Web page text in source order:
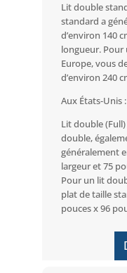
Lit double
standard a
d’environ 140
longueur.
Europe, vous
d’environ 240
Aux États-Unis :
Lit double
double,
généralement
largeur et 75
Pour un lit
plat de taille
pouces x 96